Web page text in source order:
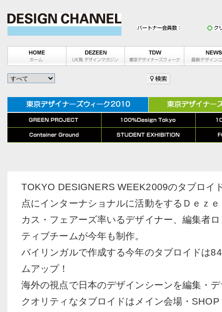
TOKYO DESIGNERS WEEK2009のタブロイ
点にインターナショナルに活動をするＤｅｚ
カス・フェアーズ率いるデザイナー、編集者
ティブチームが今年も制作。
バイリンガルで作成する今年のタブロイドは
ムアップ！
海外の視点で日本のデザインシーンを編集・
クオリティなタブロイドはメイン会場・